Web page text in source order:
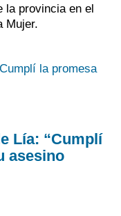
la provincia en el
Mujer.
Lía: “Cumplí
asesino